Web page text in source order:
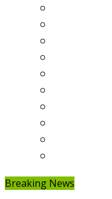
Breaking News